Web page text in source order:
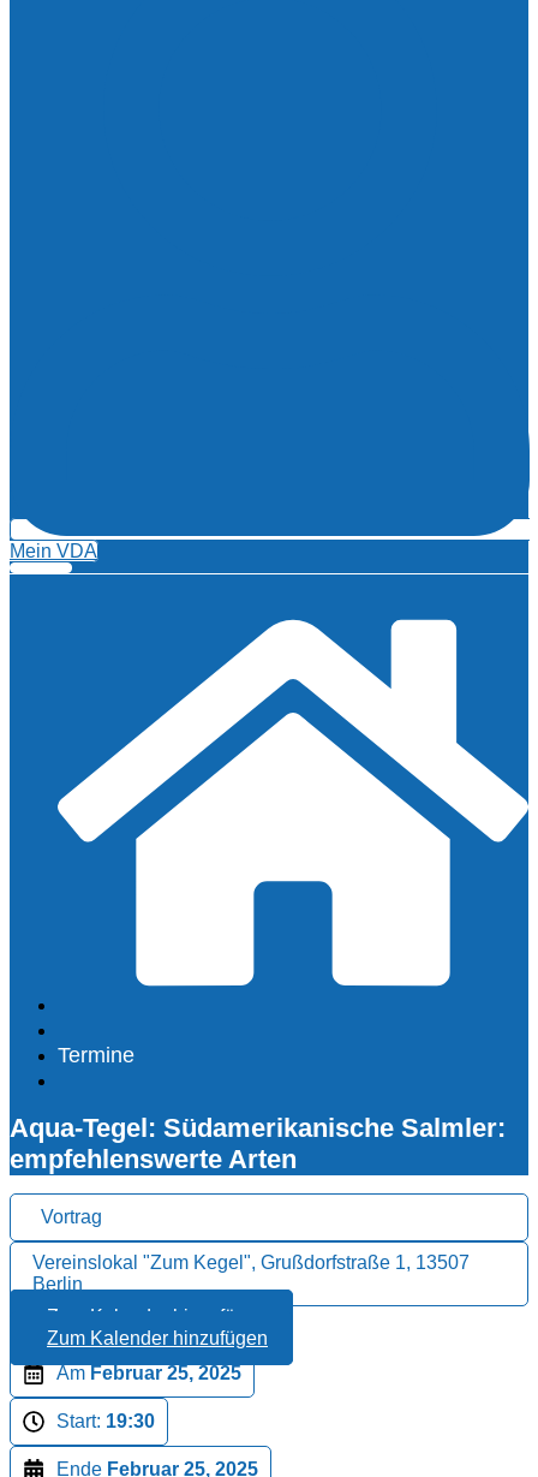
Mein VDA
Termine
Aqua-Tegel: Südamerikanische Salmler:
empfehlenswerte Arten
Vortrag
Vereinslokal "Zum Kegel", Grußdorfstraße 1, 13507
Berlin
Zum Kalender hinzufügen
Zum Kalender hinzufügen
Am Februar 25, 2025
Start: 19:30
Ende Februar 25, 2025